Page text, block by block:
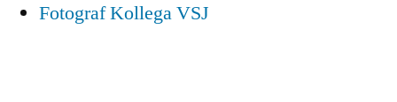
Fotograf Kollega VSJ